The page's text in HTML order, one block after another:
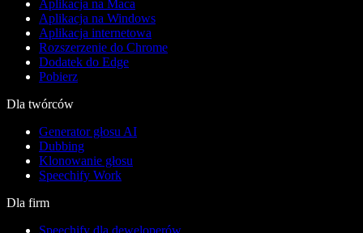
Aplikacja na Maca
Aplikacja na Windows
Aplikacja internetowa
Rozszerzenie do Chrome
Dodatek do Edge
Pobierz
Dla twórców
Generator głosu AI
Dubbing
Klonowanie głosu
Speechify Work
Dla firm